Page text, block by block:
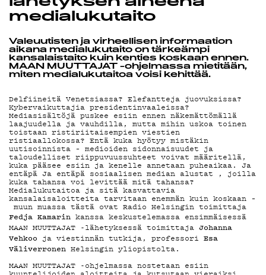
DEMAND
PODCAST
MAINOSTA
medialukutaito
Valeuutisten ja virheellisen informaation
aikana medialukutaito on tärkeämpi
kansalaistaito kuin kenties koskaan ennen.
MAAN MUUTTAJAT -ohjelmassa mietitään,
miten medialukutaitoa voisi kehittää.
Delfiineitä Venetsiassa? Elefantteja juovuksissa?
Kybervaikuttajia presidentinvaaleissa?
Mediasisältöjä puskee esiin ennen näkemättömällä
laajuudella ja vauhdilla, mutta mihin uskoa toinen
toistaan ristiriitaisempien viestien
ristiaallokossa? Entä kuka hyötyy mistäkin
uutisoinnista – medioiden sidonnaisuudet ja
taloudelliset riippuvuussuhteet voivat määritellä,
kuka pääsee esiin ja kenelle annetaan puheaikaa. Ja
entäpä Ja entäpä sosiaalisen median alustat , joilla
kuka tahansa voi levittää mitä tahansa?
Medialukutaitoa ja sitä kasvattavia
kansalaisaloitteita tarvitaan enemmän kuin koskaan –
muun muassa tästä ovat Radio Helsingin toimittaja
Fedja Kamarin kanssa keskustelemassa ensimmäisessä
MAAN MUUTTAJAT -lähetyksessä toimittaja Johanna
Vehkoo ja viestinnän tutkija, professori Esa
Väliverronen Helsingin yliopistolta.
MAAN MUUTTAJAT -ohjelmassa nostetaan esiin